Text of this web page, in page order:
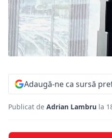
Adaugă-ne ca sursă
Publicat de Adrian Lambru la